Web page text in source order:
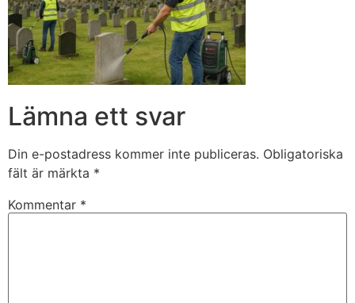
Lämna ett svar
Din e-postadress kommer inte publiceras. Obligatoriska
fält är märkta *
Kommentar *